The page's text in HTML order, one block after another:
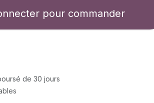
pour commander
de 30 jours